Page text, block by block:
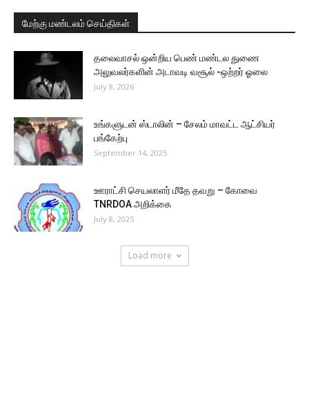
மேற்கு மண்டலம் செய்திகள்
தலைவாசல் ஒன்றிய பெண் மண்டல துணை
அலுவலர்களின் அடாவடி வசூல் -ஒற்றர் ஓலை
July 8, 2026
உங்களுடன் ஸ்டாலின் – சேலம் மாவட்ட ஆட்சியர்
பங்கேற்பு
September 14, 2025
ஊராட்சி செயலாளர் மீதே தவறு – கோவை
TNRDOA அறிக்கை
July 8, 2025
Load more